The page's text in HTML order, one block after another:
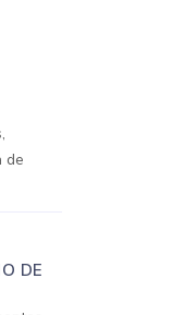
de
DE